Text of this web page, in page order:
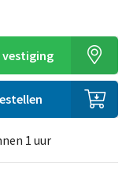
vestiging
1 uur